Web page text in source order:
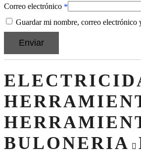
Correo electrónico *
Guardar mi nombre, correo electrónico